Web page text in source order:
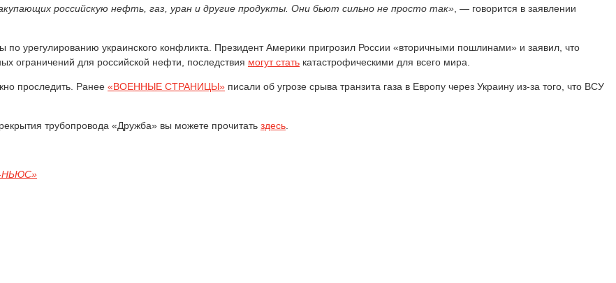
российскую нефть, газ, уран и другие продукты. Они бьют сильно не просто так» , — говорится в заявлении
урегулированию украинского конфликта. Президент Америки пригрозил России «вторичными пошлинами» и заявил, что
ограничений для российской нефти, последствия могут стать катастрофическими для всего мира.
проследить. Ранее «ВОЕННЫЕ СТРАНИЦЫ» писали об угрозе срыва транзита газа в Европу через Украину из-за того, что ВСУ
трубопровода «Дружба» вы можете прочитать здесь
НЬЮС»